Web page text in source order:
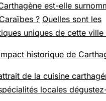
est-elle
? Quelles sont les
uniques de cette ville
historique de
de la cuisine
locales